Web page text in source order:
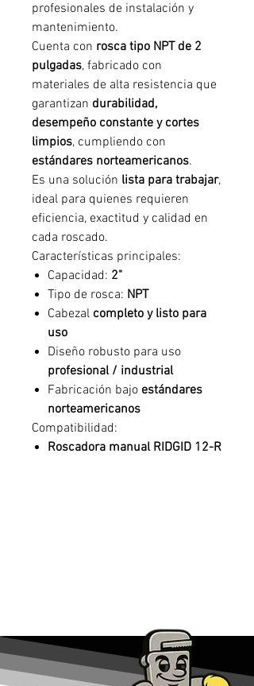
profesionales de instalación y
mantenimiento.
Cuenta con rosca tipo NPT de 2
pulgadas, fabricado con
materiales de alta resistencia que
garantizan durabilidad,
desempeño constante y cortes
limpios, cumpliendo con
estándares norteamericanos.
Es una solución lista para trabajar,
ideal para quienes requieren
eficiencia, exactitud y calidad en
cada roscado.
Características principales:
Capacidad: 2"
Tipo de rosca: NPT
Cabezal completo y listo para
uso
Diseño robusto para uso
profesional / industrial
Fabricación bajo estándares
norteamericanos
Compatibilidad:
Roscadora manual RIDGID 12-R